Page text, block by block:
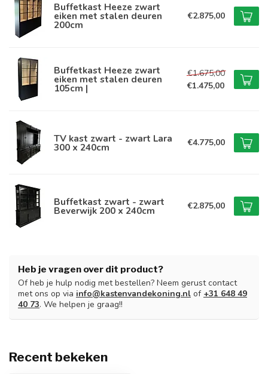
Buffetkast Heeze zwart
eiken met stalen deuren
200cm
€2.875,00
Buffetkast Heeze zwart
eiken met stalen deuren
105cm |
€1.675,00
€1.475,00
TV kast zwart - zwart Lara
300 x 240cm €4.775,00
Buffetkast zwart - zwart
Beverwijk 200 x 240cm €2.875,00
Heb je vragen over dit product?
Of heb je hulp nodig met bestellen? Neem gerust contact
met ons op via info@kastenvandekoning.nl of +31 648 49
40 73. We helpen je graag!!
Recent bekeken